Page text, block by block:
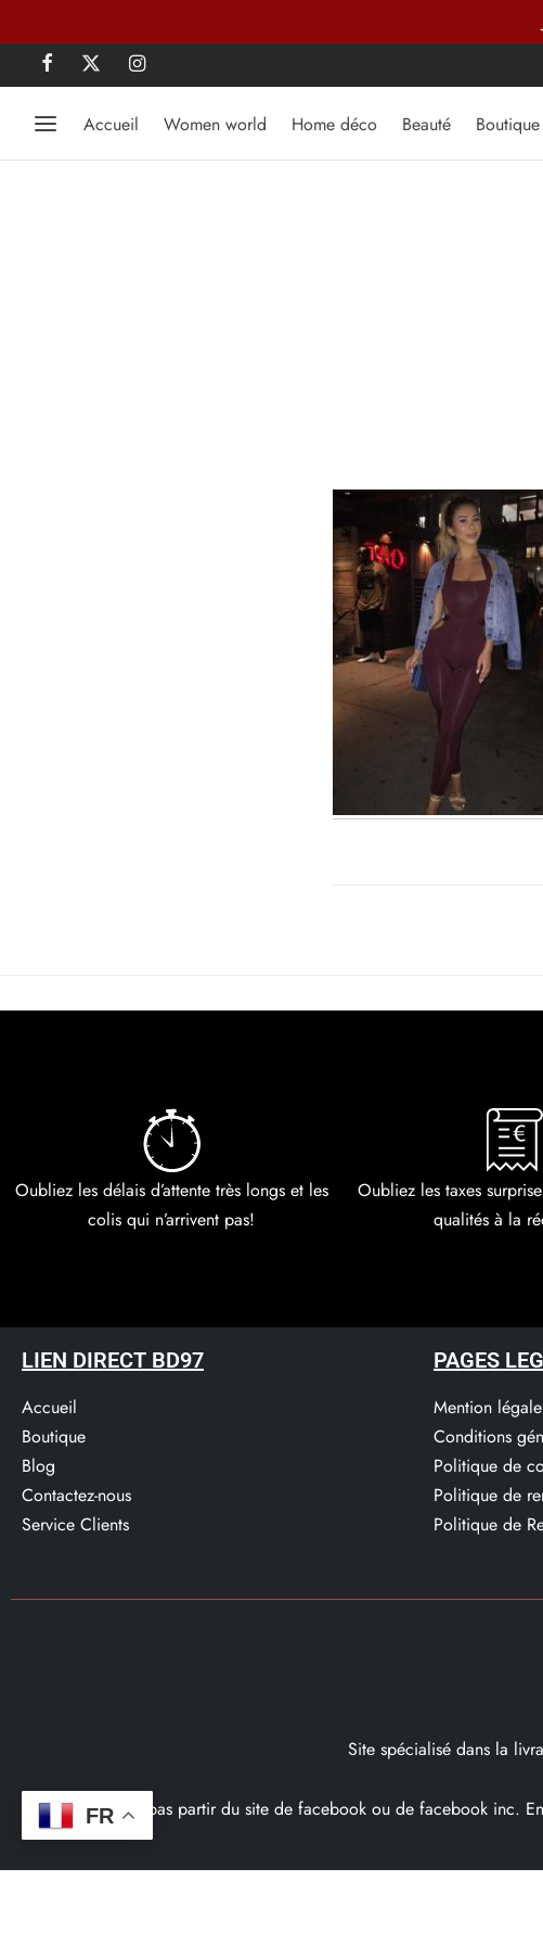
Accueil Women world Home déco Beauté
Oubliez les délais d’attente très longs et les
colis qui n’arrivent pas!
Oubliez les taxes
qualités à la
LIEN DIRECT BD97
Accueil
Boutique
Blog
Contactez-nous
Service Clients​
PAGES
Mention légale
Conditions
Politique de
Politique de
Politique de
Site spécialisé dans la
Ce site ne fait pas partir du site de facebook ou de facebook inc.
FR